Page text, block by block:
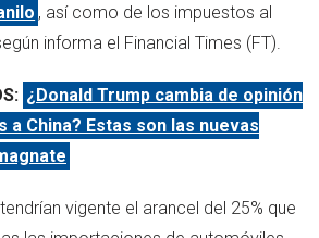
, así como de los impuestos al
informa el Financial Times (FT).
¿Donald Trump cambia de opinión
China? Estas son las nuevas
vigente el arancel del 25% que